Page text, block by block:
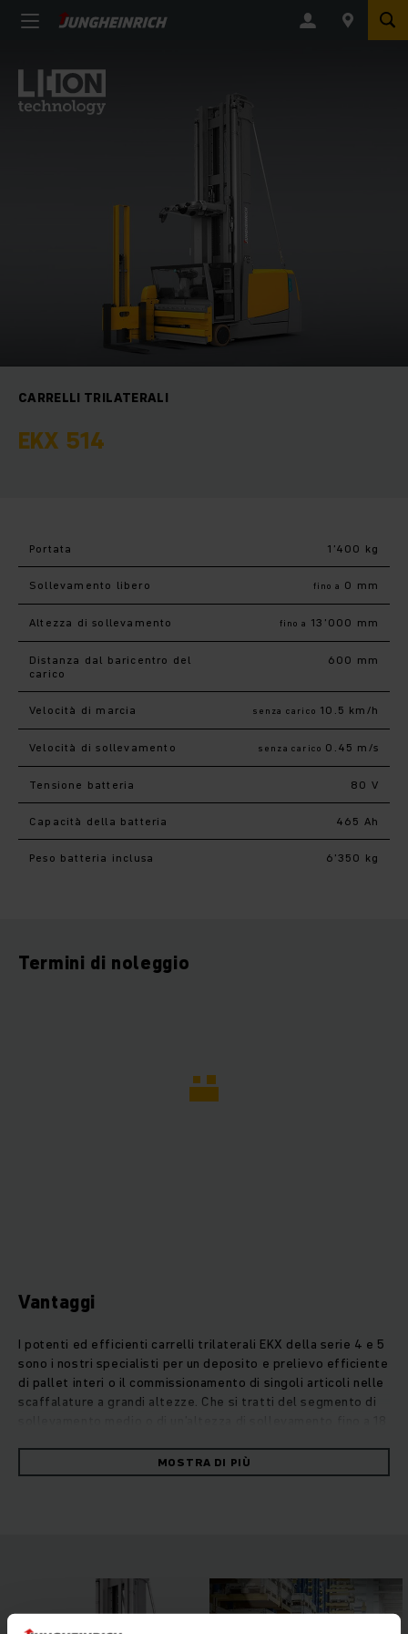
CARRELLI TRILATERALI
EKX 514
Portata 1’400 kg
Sollevamento libero fino a 0 mm
Altezza di sollevamento fino a 13’000 mm
Distanza dal baricentro del
carico
600 mm
Velocità di marcia senza carico 10.5 km/h
Velocità di sollevamento senza carico 0.45 m/s
Tensione batteria 80 V
Capacità della batteria 465 Ah
Peso batteria inclusa 6’350 kg
Termini di noleggio
Vantaggi
I potenti ed efficienti carrelli trilaterali EKX della serie 4 e 5
sono i nostri specialisti per un deposito e prelievo efficiente
di pallet interi o il commissionamento di singoli articoli nelle
scaffalature a grandi altezze. Che si tratti del segmento di
magazzino ad un nuovo livello. La struttura leggera razionale
e i motori sincroni a riluttanza esenti da manutenzione
altezza. Il sistema di smorzamento delle oscillazioni
brevettato, il comando a pavimento RFID e i sistemi di
assistenza intelligenti garantiscono un comportamento di
MOSTRA DI PIÙ